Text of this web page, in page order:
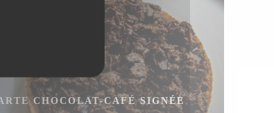
CHOCOLAT-CAFÉ SIGNÉE